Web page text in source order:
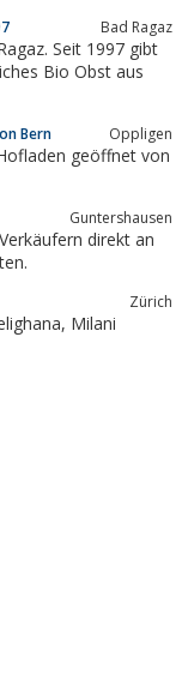
Bad Ragaz
Seit 1997 gibt
Bio Obst aus
Bern Oppligen
geöffnet von
Guntershausen
direkt an
Zürich